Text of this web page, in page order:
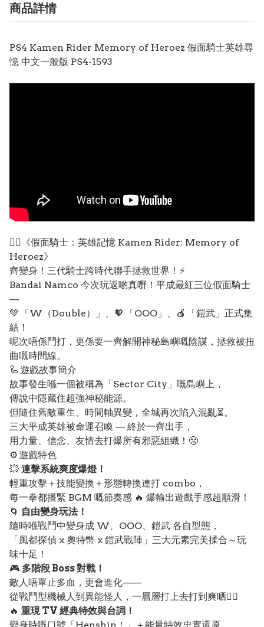
商品詳情
PS4 Kamen Rider Memory of Heroez 假面騎士英雄尋
憶 中文一般版 PS4-1593
🦸‍♂️《假面騎士：英雄記憶 Kamen Rider: Memory of
Heroez》
齊變身！三代騎士跨時代聯手拯救世界！⚡
Bandai Namco 今次玩返啲真嘢！平成最紅三位假面騎士
—
💚 「W（Double）」、🧡 「OOO」、🍎 「鎧武」正式集
結！
呢次唔係鬥打，更係要一齊解開神秘島嶼嘅陰謀，拯救被扭
曲嘅時間線。
🦾 遊戲故事簡介
故事發生喺一個被稱為「Sector City」嘅島嶼上，
傳說中隱藏住超強神秘能源。
但隨住舊敵重生、時間軸異變，全城再次陷入混亂⏳。
三大平成英雄被命運召喚 — 終於一齊出手，
用力量、信念、友情去打爆所有邪惡組織！😤
⚙️ 遊戲特色
💥 連擊系統爽度爆燈！
輕重攻擊＋技能變換＋形態轉換連打 combo，
每一拳都播緊 BGM 嘅節奏感 🔥 爆輸出遊戲手感超順滑！
🌀 自由變身玩法！
隨時喺戰鬥中變身成 W、OOO、鎧武 各自型態，
「風都探偵 x 奧特幣 x 鎧武戰陣」三大元素完美揉合～玩
味十足！
🎮 多階段 Boss 對戰！
敵人唔單止多血，更會進化——
從戰鬥型機械人到異能怪人，一層層打上去打到爽晒🦹‍♂️
🔥 重現 TV 經典特效與台詞！